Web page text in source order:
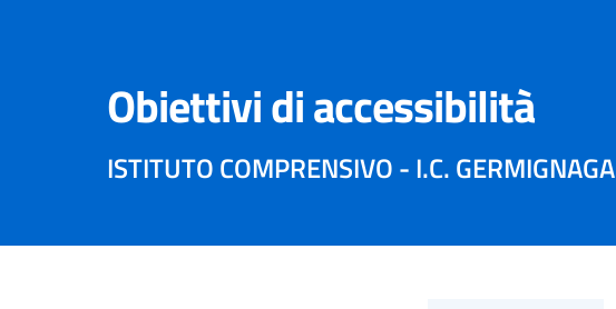
Obiettivi di accessibilità
ISTITUTO COMPRENSIVO - I.C. GERMIGNAGA